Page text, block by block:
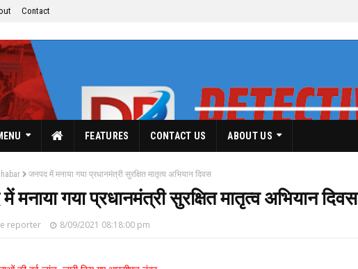
Contact
FEATURES CONTACT US ABOUT US
जनपद में मनाया गया प्रधानमंत्री सुरक्षित मातृत्व अभियान दिवस
मनाया गया प्रधानमंत्री सुरक्षित मातृत्व अभियान दिवस
reporter 8/09/2021 08:18:00 pm